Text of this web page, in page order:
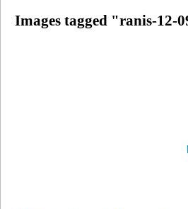
Images tagged "ranis-12-